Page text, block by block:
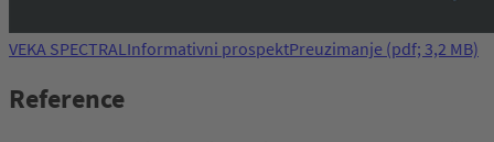
VEKA SPECTRAL Informativni prospektPreuzimanje (pdf; 3,2 MB)
Reference